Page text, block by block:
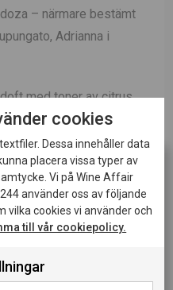
– närmare bestämt
Adrianna i
med toner av citrus,
är torr med frisk
och vanilj. Örtig och
pressas druvorna som
månader på
och delvis på ståltank.
cookies
Dessa innehåller data
placera vissa typer av
Vi på Wine Affair
använder oss av följande
vilka cookies vi använder och
till vår cookiepolicy.
om alkoholhaltiga
dig som fyllt 20 år.